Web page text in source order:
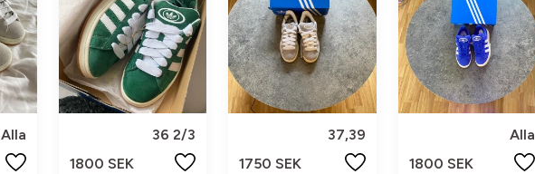
Alla
36 2/3
1800 SEK
37,39
1750 SEK
Alla
1800 SEK